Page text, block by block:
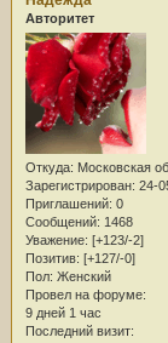
Авторитет
Откуда: Московская
Зарегистрирован: 24-
Приглашений: 0
Сообщений: 1468
Уважение: [+123/-2]
Позитив: [+127/-0]
Пол: Женский
Провел на форуме:
9 дней 1 час
Последний визит: